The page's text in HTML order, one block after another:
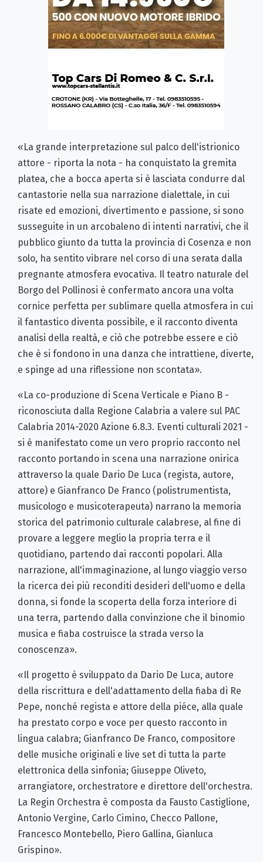
«La grande interpretazione sul palco dell'istrionico
attore - riporta la nota - ha conquistato la gremita
platea, che a bocca aperta si è lasciata condurre dal
cantastorie nella sua narrazione dialettale, in cui
risate ed emozioni, divertimento e passione, si sono
susseguite in un arcobaleno di intenti narrativi, che il
pubblico giunto da tutta la provincia di Cosenza e non
solo, ha sentito vibrare nel corso di una serata dalla
pregnante atmosfera evocativa. Il teatro naturale del
Borgo del Pollinosi è confermato ancora una volta
cornice perfetta per sublimare quella atmosfera in cui
il fantastico diventa possibile, e il racconto diventa
analisi della realtà, e ciò che potrebbe essere e ciò
che è si fondono in una danza che intrattiene, diverte,
e spinge ad una riflessione non scontata».
«La co-produzione di Scena Verticale e Piano B -
riconosciuta dalla Regione Calabria a valere sul PAC
Calabria 2014-2020 Azione 6.8.3. Eventi culturali 2021 -
si è manifestato come un vero proprio racconto nel
racconto portando in scena una narrazione onirica
attraverso la quale Dario De Luca (regista, autore,
attore) e Gianfranco De Franco (polistrumentista,
musicologo e musicoterapeuta) narrano la memoria
storica del patrimonio culturale calabrese, al fine di
provare a leggere meglio la propria terra e il
quotidiano, partendo dai racconti popolari. Alla
narrazione, all'immaginazione, al lungo viaggio verso
la ricerca dei più reconditi desideri dell'uomo e della
donna, si fonde la scoperta della forza interiore di
una terra, partendo dalla convinzione che il binomio
musica e fiaba costruisce la strada verso la
conoscenza».
«Il progetto è sviluppato da Dario De Luca, autore
della riscrittura e dell'adattamento della fiaba di Re
Pepe, nonché regista e attore della piéce, alla quale
ha prestato corpo e voce per questo racconto in
lingua calabra; Gianfranco De Franco, compositore
delle musiche originali e live set di tutta la parte
elettronica della sinfonia; Giuseppe Oliveto,
arrangiatore, orchestratore e direttore dell'orchestra.
La Regin Orchestra è composta da Fausto Castiglione,
Antonio Vergine, Carlo Cimino, Checco Pallone,
Francesco Montebello, Piero Gallina, Gianluca
Grispino».